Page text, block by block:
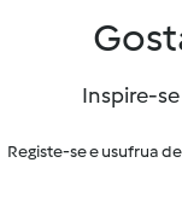
Inspire-
Registe-se e usufrua